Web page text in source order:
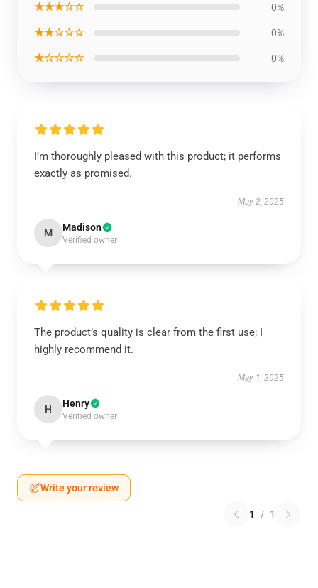
★★★☆☆ 0%
★★☆☆☆ 0%
★☆☆☆☆ 0%
I’m thoroughly pleased with this product; it performs
exactly as promised.
May 2, 2025
M Madison
Verified owner
The product’s quality is clear from the first use; I
highly recommend it.
May 1, 2025
H Henry
Verified owner
Write your review
1 / 1